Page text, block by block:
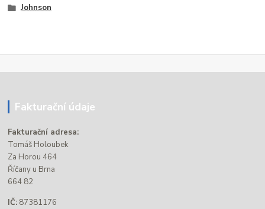
Johnson
Fakturační údaje
Fakturační adresa:
Tomáš Holoubek
Za Horou 464
Říčany u Brna
664 82
IČ: 87381176